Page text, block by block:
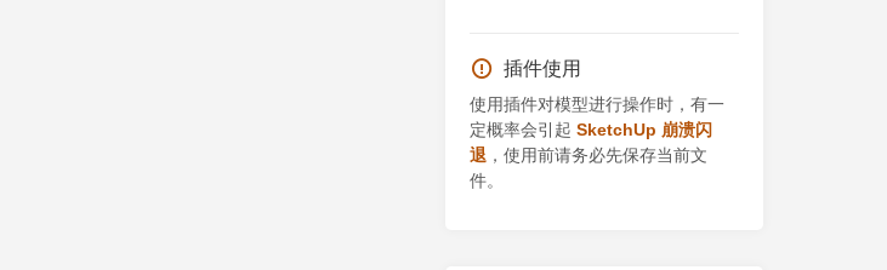
插件使用
使用插件对模型进行操作时，有一
定概率会引起 SketchUp 崩溃闪
退 ，使用前请务必先保存当前文
件。